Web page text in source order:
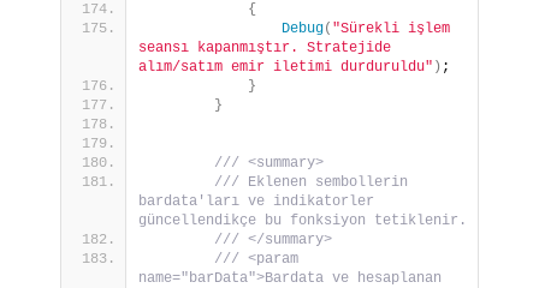
{
Debug( "Sürekli işlem
seansı kapanmıştır. Stratejide
alım/satım emir iletimi durduruldu" ) ;
}
}
/// <summary>
/// Eklenen sembollerin
bardata'ları ve indikatorler
güncellendikçe bu fonksiyon tetiklenir.
/// </summary>
/// <param
name="barData">Bardata ve hesaplanan